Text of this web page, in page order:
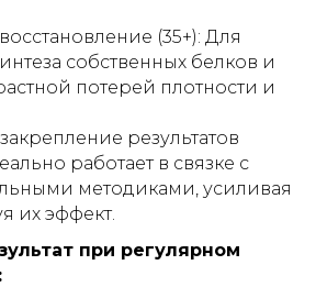
(35+): Для
собственных белков и
потерей плотности и
результатов
работает в связке с
методиками, усиливая
их эффект.
при регулярном